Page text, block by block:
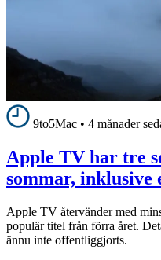
9to5Mac • 4 månader
Apple TV har tre
sommar, inklusive
Apple TV återvänder med
populär titel från förra året.
ännu inte offentliggjorts.